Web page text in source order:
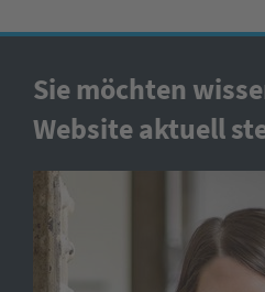
Sie möchten
Website aktuell